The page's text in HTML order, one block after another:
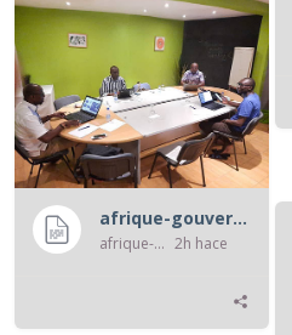
...
afrique-gouvernance-rss
afrique-gouvernance-rss 2h hace